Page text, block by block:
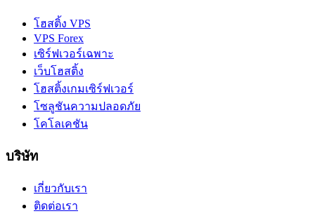
โฮสติ้ง VPS
VPS Forex
เซิร์ฟเวอร์เฉพาะ
เว็บโฮสติ้ง
โฮสติ้งเกมเซิร์ฟเวอร์
โซลูชันความปลอดภัย
โคโลเคชัน
บริษัท
เกี่ยวกับเรา
ติดต่อเรา